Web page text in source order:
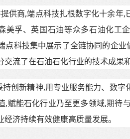
供商,端点科技扎根数字化十余年,
美孚、英国石油等众多石油化工
点科技集中展示了全链协同的企业
交流了在石油石化行业的技术成果
创新精神,用专业服务能力、数字
,赋能石化行业乃至更多领域,期待
济持续有效健康高质量发展。